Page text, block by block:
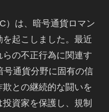
）は、暗号通貨ロマン
起こしました。最近
の不正行為に関連す
号通貨分野に固有の信
との継続的な闘いを
資家を保護し、規制